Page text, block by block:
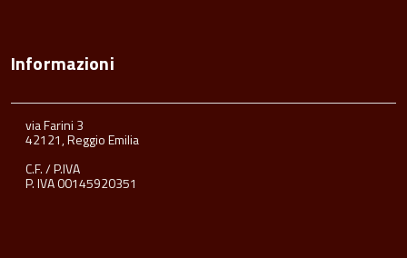
Informazioni
via Farini 3
42121, Reggio Emilia
C.F. / P.IVA
P. IVA 00145920351